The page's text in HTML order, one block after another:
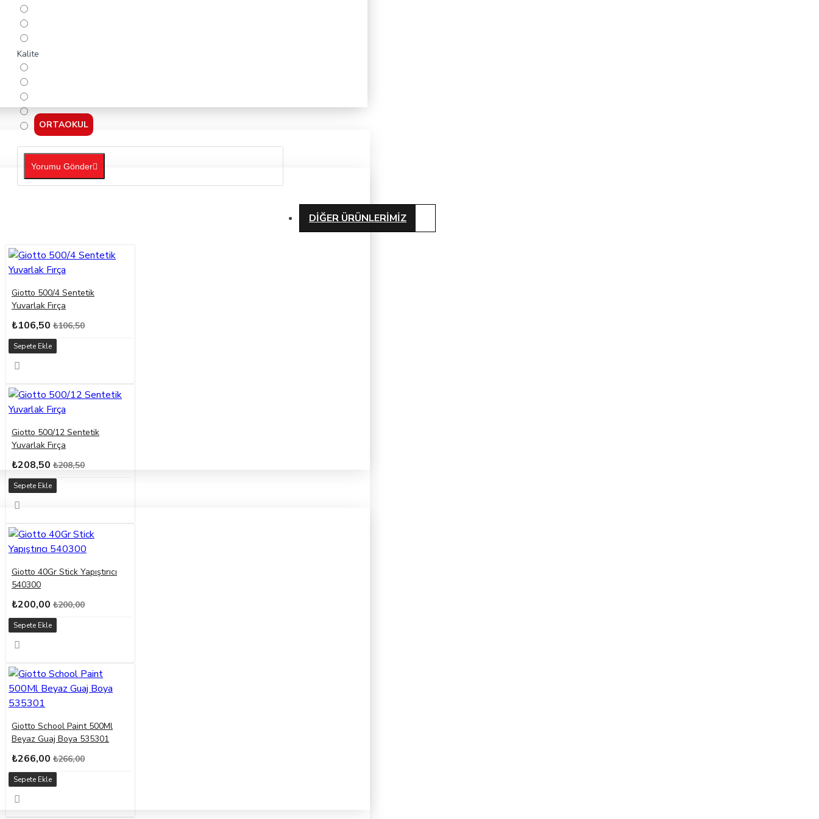
ORTAOKUL
Kalite
Yorumu Gönder
DIĞER ÜRÜNLERIMIZ
Giotto 500/4 Sentetik
Yuvarlak Fırça
₺106,50 ₺106,50
Sepete Ekle
Giotto 500/12 Sentetik
Yuvarlak Fırça
₺208,50 ₺208,50
Sepete Ekle
Giotto 40Gr Stick Yapıştırıcı
540300
₺200,00 ₺200,00
Sepete Ekle
Giotto School Paint 500Ml
Beyaz Guaj Boya 535301
₺266,00 ₺266,00
Sepete Ekle